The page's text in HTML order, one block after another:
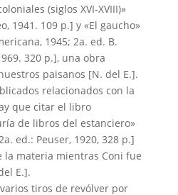
(siglos XVI-XVIII)»
1941. 109 p.] y «El gaucho»
1945; 2a. ed. B.
320 p.], una obra
paisanos [N. del E.].
relacionados con la
que citar el libro
de libros del estanciero»
ed.: Peuser, 1920, 328 p.]
la materia mientras Coni fue
E.].
tiros de revólver por